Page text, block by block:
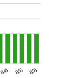
8/4 8/6 8/8